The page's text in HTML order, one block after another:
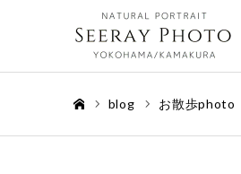
blog お散歩photo